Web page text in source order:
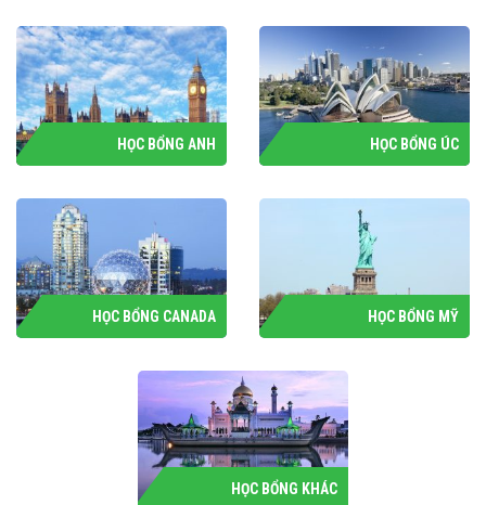
HỌC BỔNG ANH HỌC BỔNG ÚC
HỌC BỔNG CANADA HỌC BỔNG MỸ
HỌC BỔNG KHÁC